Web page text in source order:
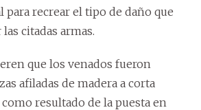
para recrear el tipo de daño que
citadas armas.
que los venados fueron
afiladas de madera a corta
resultado de la puesta en